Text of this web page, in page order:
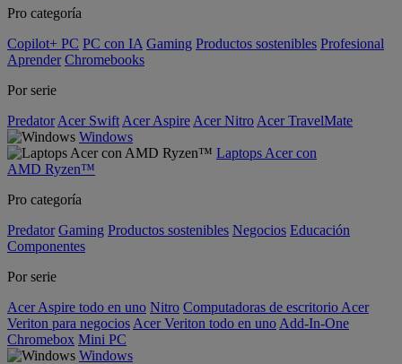
Pro categoría
Copilot+ PC PC con IA Gaming Productos sostenibles Profesional
Aprender Chromebooks
Por serie
Predator Acer Swift Acer Aspire Acer Nitro Acer TravelMate
Windows
Laptops Acer con
AMD Ryzen™
Pro categoría
Predator Gaming Productos sostenibles Negocios Educación
Componentes
Por serie
Acer Aspire todo en uno Nitro Computadoras de escritorio Acer
Veriton para negocios Acer Veriton todo en uno Add-In-One
Chromebox Mini PC
Windows